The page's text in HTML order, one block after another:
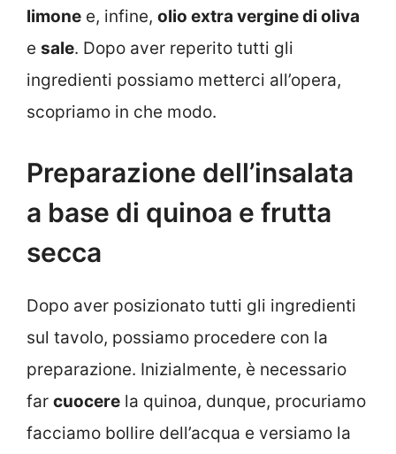
limone e, infine, olio extra vergine di oliva
e sale. Dopo aver reperito tutti gli
ingredienti possiamo metterci all’opera,
scopriamo in che modo.
Preparazione dell’insalata
a base di quinoa e frutta
secca
Dopo aver posizionato tutti gli ingredienti
sul tavolo, possiamo procedere con la
preparazione. Inizialmente, è necessario
far cuocere la quinoa, dunque, procuriamo
facciamo bollire dell’acqua e versiamo la